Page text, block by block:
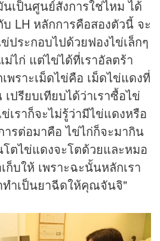
เป็นศูนย์สั่งการใช่ไหม ได้
LH หลักการคือสองตัวนี้ จะ
ประกอบไปด้วยฟองไข่เล็กๆ
ม่ไก่ แต่ไข่ได้ที่เราอัลตร้า
พราะเม็ดไข่คือ เม็ดไข่แดงที่
เปรียบเทียบได้ว่าเราซื้อไข่
เราก็จะไม่รู้ว่ามีไข่แดงหรือ
ารต่อมาคือ ไข่ไก่ก็จะมากิน
ตไข่แดงจะโตด้วยและหมอ
ก็บให้ เพราะฉะนั้นหลักเรา
ทำเป็นยาฉีดให้คุณจันจิ"